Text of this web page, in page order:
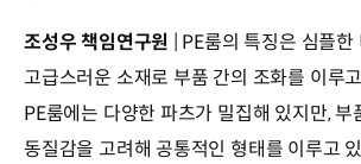
조성우 책임연구원 | PE룸의 특징은 심플
고급스러운 소재로 부품 간의 조화를 이루
PE룸에는 다양한 파츠가 밀집해 있지만, 부
동질감을 고려해 공통적인 형태를 이루고